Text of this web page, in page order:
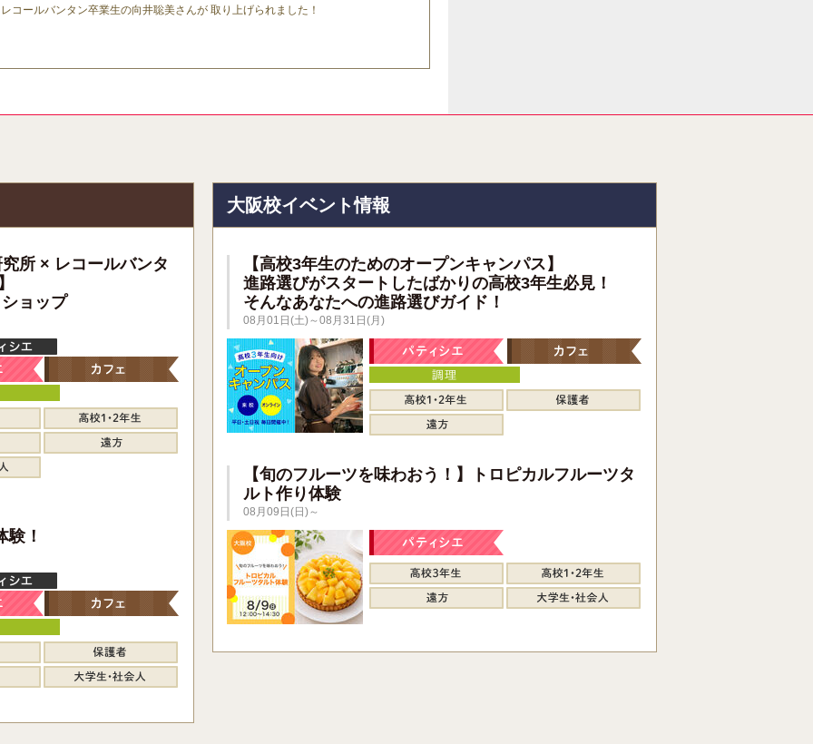
コールバンタン卒業生の向井聡美さんが 取り上げられました！
所 × レコールバンタ
ョップ
！
大阪校イベント情報
【高校3年生のためのオープンキャンパス】
進路選びがスタートしたばかりの高校3年生必見！
そんなあなたへの進路選びガイド！
08月01日(土)～08月31日(月)
【旬のフルーツを味わおう！】トロピカルフルーツタ
ルト作り体験
08月09日(日)～